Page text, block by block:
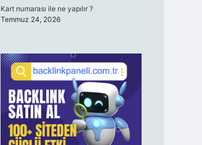
Kart numarası ile ne yapılır ?
Temmuz 24, 2026